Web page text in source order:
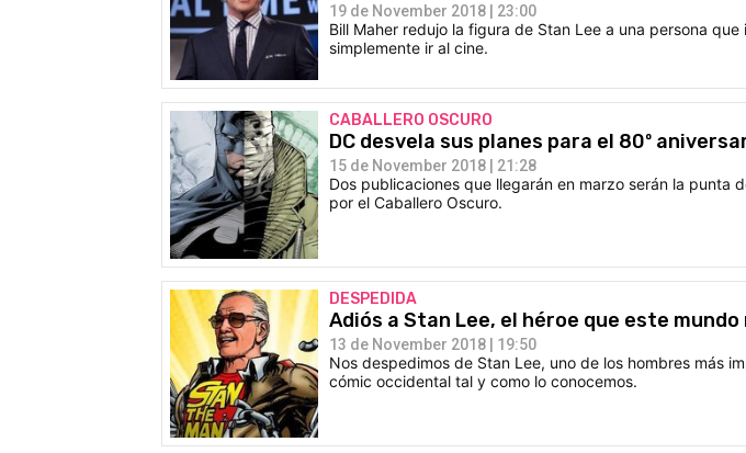
19 de November 2018 | 23:00
Bill Maher redujo la figura de Stan Lee a una persona que
simplemente ir al cine.
CABALLERO OSCURO
DC desvela sus planes para el 80º
15 de November 2018 | 21:28
Dos publicaciones que llegarán en marzo serán la punta
por el Caballero Oscuro.
DESPEDIDA
Adiós a Stan Lee, el héroe que este mundo
13 de November 2018 | 19:50
Nos despedimos de Stan Lee, uno de los hombres más
cómic occidental tal y como lo conocemos.